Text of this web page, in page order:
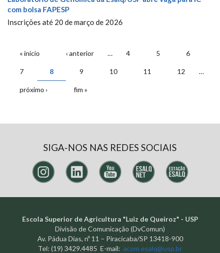
com bolsa FAPESP
Inscrições até 20 de março de 2026
PÁGINAS
« início ‹ anterior … 4 5 6
7 8 9 10 11 12 …
próximo › fim »
SIGA-NOS NAS REDES SOCIAIS
Escola Superior de Agricultura "Luiz de Queiroz" - USP
Divisão de Comunicação (DvComun)
Av. Pádua Dias, nº 11 – Piracicaba/SP 13418-900
Tel: (19) 3429.4485 E-mail: acom.esalq@usp.br